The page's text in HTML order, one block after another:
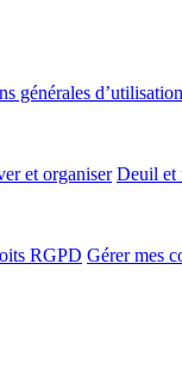
générales d’utilisation
et organiser Deuil et
RGPD Gérer mes